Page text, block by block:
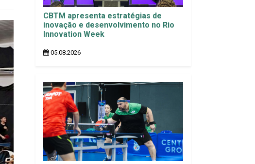
CBTM apresenta estratégias de
inovação e desenvolvimento no Rio
Innovation Week
05.08.2026